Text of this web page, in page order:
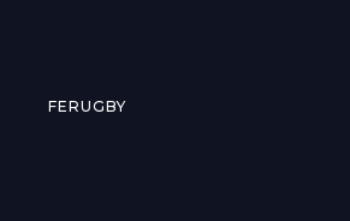
FERUGBY